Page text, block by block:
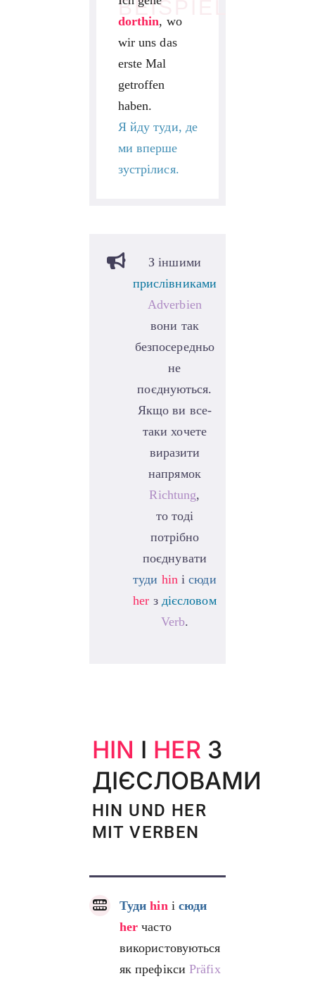
BEISPIEL
dorthin, wo
wir uns das
erste Mal
getroffen
haben.
Я йду туди, де
ми вперше
зустрілися.
З іншими
прислівниками
Adverbien
вони так
безпосередньо
не
поєднуються.
Якщо ви все-
таки хочете
виразити
напрямок
Richtung,
то тоді
потрібно
поєднувати
туди hin ісюди
her з дієсловом
Verb.
HIN І HER З
ДІЄСЛОВАМИ
HIN UND HER
MIT VERBEN
Туди hin і сюди
her часто
використовуються
як префіксиPräfix